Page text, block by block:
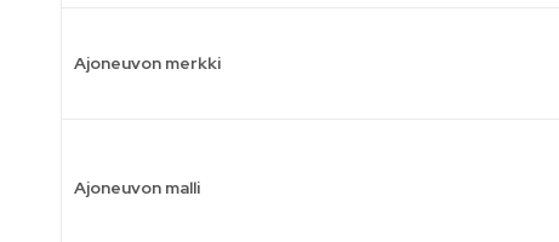
Ajoneuvon merkki
Ajoneuvon malli